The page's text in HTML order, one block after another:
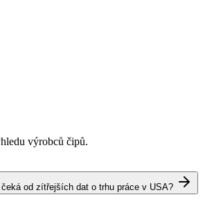
výrobců čipů.
od zítřejších dat o trhu práce v USA?